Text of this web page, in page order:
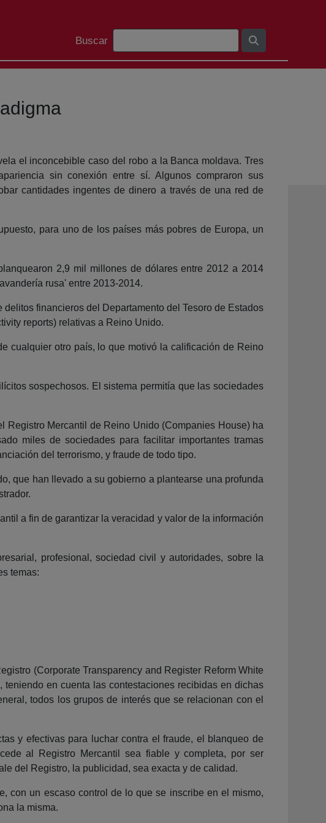
Barra de búsqueda
Buscar
el inconcebible caso del robo a la Banca moldava. Tres
sin conexión entre sí. Algunos compraron sus
cantidades ingentes de dinero a través de una red de
para uno de los países más pobres de Europa, un
2,9 mil millones de dólares entre 2012 a 2014
rusa' entre 2013-2014.
financieros del Departamento del Tesoro de Estados
reports) relativas a Reino Unido.
cualquier otro país, lo que motivó la calificación de Reino
sospechosos. El sistema permitía que las sociedades
Registro Mercantil de Reino Unido (Companies House) ha
miles de sociedades para facilitar importantes tramas
del terrorismo, y fraude de todo tipo.
que han llevado a su gobierno a plantearse una profunda
a fin de garantizar la veracidad y valor de la información
profesional, sociedad civil y autoridades, sobre la
temas:
(Corporate Transparency and Register Reform White
en cuenta las contestaciones recibidas en dichas
todos los grupos de interés que se relacionan con el
y efectivas para luchar contra el fraude, el blanqueo de
al Registro Mercantil sea fiable y completa, por ser
del Registro, la publicidad, sea exacta y de calidad.
con un escaso control de lo que se inscribe en el mismo,
la misma.